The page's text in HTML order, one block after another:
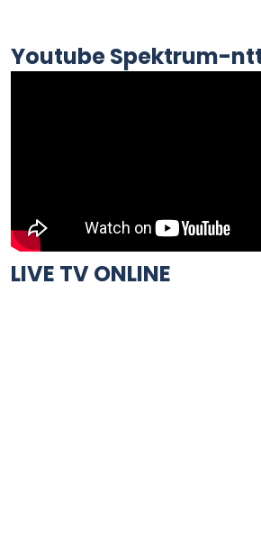
Youtube Spektrum-
LIVE TV ONLINE